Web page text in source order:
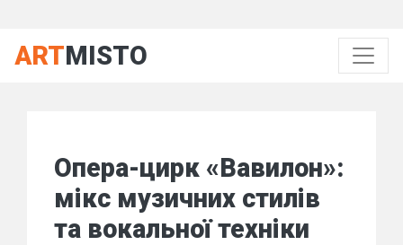
ARTMISTO
Опера-цирк «Вавилон»:
мікс музичних стилів
та вокальної техніки